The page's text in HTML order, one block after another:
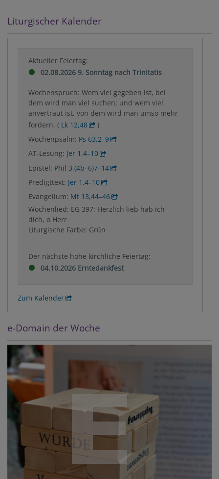
Liturgischer Kalender
Aktueller Feiertag:
02.08.2026 9. Sonntag nach Trinitatis
Wochenspruch: Wem viel gegeben ist, bei
dem wird man viel suchen; und wem viel
anvertraut ist, von dem wird man umso mehr
fordern. ( Lk 12,48
)
Wochenpsalm: Ps 63,2–9
AT-Lesung: Jer 1,4–10
Epistel: Phil 3,(4b–6)7–14
Predigttext: Jer 1,4–10
Evangelium: Mt 13,44–46
Wochenlied: EG 397: Herzlich lieb hab ich
dich, o Herr
Liturgische Farbe: Grün
Der nächste hohe kirchliche Feiertag:
04.10.2026 Erntedankfest
Zum Kalender
e-Domain der Woche